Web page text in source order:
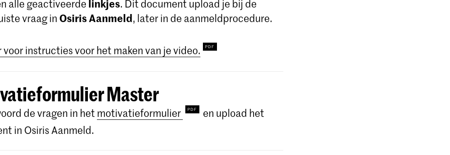
alle geactiveerde linkjes. Dit document upload je bij de
vraag in Osiris Aanmeld, later in de aanmeldprocedure.
voor instructies voor het maken van je video.
Master
de vragen in het motivatieformulier
en upload het
in Osiris Aanmeld.